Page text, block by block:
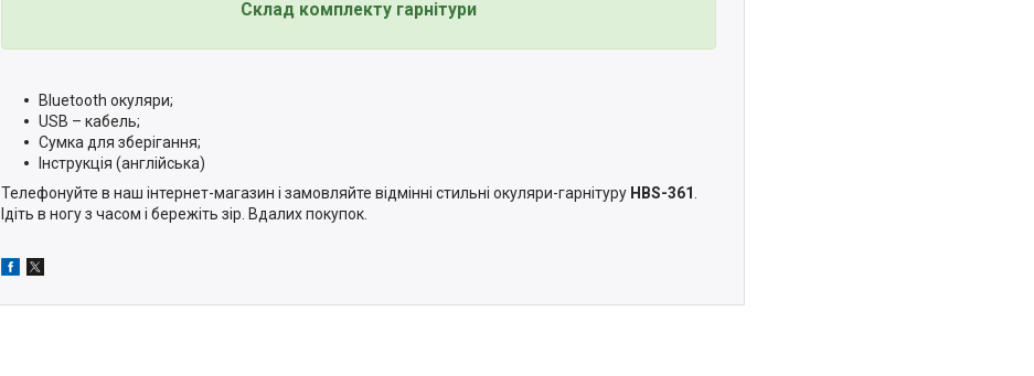
Склад комплекту гарнітури
Bluetooth окуляри;
USB – кабель;
Сумка для зберігання;
Інструкція (англійська)
Телефонуйте в наш інтернет-магазин і замовляйте відмінні стильні окуляри-гарнітуру HBS-361
Ідіть в ногу з часом і бережіть зір. Вдалих покупок.